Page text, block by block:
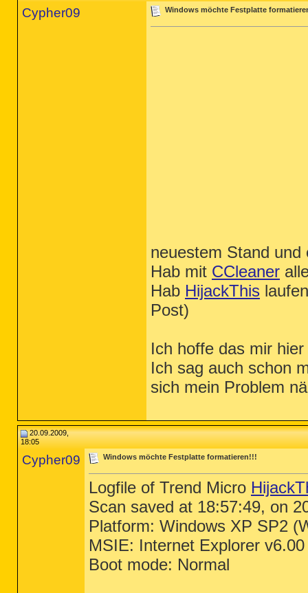
Cypher09 Windows möchte Festplatte
neuestem Stand
Hab mit CCleaner
Hab HijackThis
Post)
Ich hoffe das mir
Ich sag auch schon
sich mein Problem
20.09.2009,
18:05
Cypher09 Windows möchte Festplatte formatieren!!!
Logfile of Trend Micro
Scan saved at 18:57:49, on
Platform: Windows XP SP2
MSIE: Internet Explorer
Boot mode: Normal